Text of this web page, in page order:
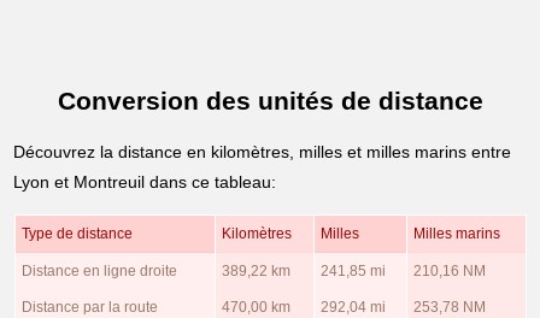
Conversion des unités de distance
Découvrez la distance en kilomètres, milles et milles marins entre
Lyon et Montreuil dans ce tableau:
Type de distance Kilomètres Milles Milles marins
Distance en ligne droite 389,22 km 241,85 mi 210,16 NM
Distance par la route 470,00 km 292,04 mi 253,78 NM